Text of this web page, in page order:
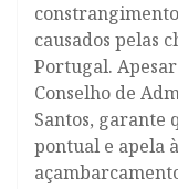
causados pelas
Portugal.
Conselho de
Santos, garante
pontual e apela